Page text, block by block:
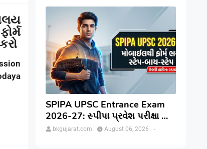
SPIPA UPSC Entrance Exam
2026-27: સ્પીપા પ્રવેશ પરીક્ષા માટે
ઓનલાઇન અરજી કેવી રીતે કરવી?
bkgujarat.com -
August 06, 2026